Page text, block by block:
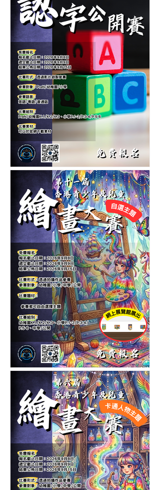
音樂大賽-音樂比賽-鋼琴比
賽-管弦樂比賽
第六屆香港兒童中英文認字
公開賽-認字比賽
第十一屆香港青少年及兒童
繪畫大賽-自選主題繪畫比賽